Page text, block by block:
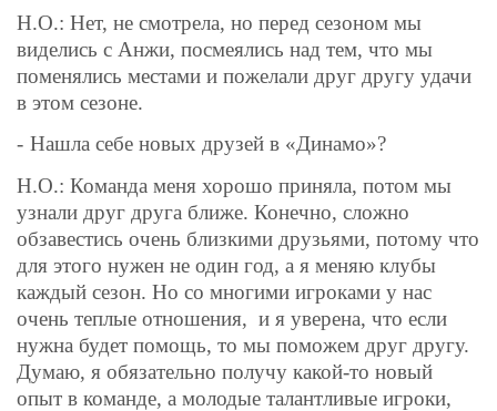
Н.О.: Нет, не смотрела, но перед сезоном мы
виделись с Анжи, посмеялись над тем, что мы
поменялись местами и пожелали друг другу удачи
в этом сезоне.
- Нашла себе новых друзей в «Динамо»?
Н.О.: Команда меня хорошо приняла, потом мы
узнали друг друга ближе. Конечно, сложно
обзавестись очень близкими друзьями, потому что
для этого нужен не один год, а я меняю клубы
каждый сезон. Но со многими игроками у нас
очень теплые отношения, и я уверена, что если
нужна будет помощь, то мы поможем друг другу.
Думаю, я обязательно получу какой-то новый
опыт в команде, а молодые талантливые игроки,